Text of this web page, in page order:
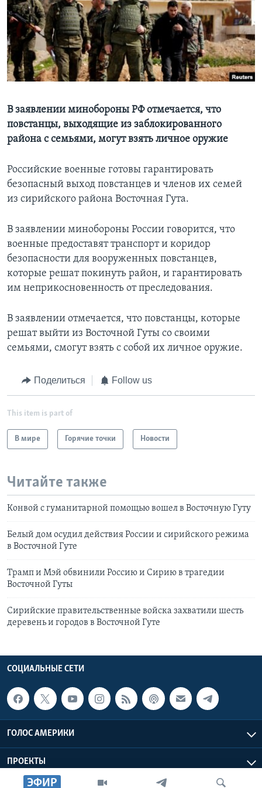
Learning English
СОЦИАЛЬНЫЕ СЕТИ
Языки
ЭФИР
В заявлении минобороны РФ отмечается, что
повстанцы, выходящие из заблокированного
района с семьями, могут взять личное оружие
Российские военные готовы гарантировать
безопасный выход повстанцев и членов их семей
из сирийского района Восточная Гута.
В заявлении минобороны России говорится, что
военные предоставят транспорт и коридор
безопасности для вооруженных повстанцев,
которые решат покинуть район, и гарантировать
им неприкосновенность от преследования.
В заявлении отмечается, что повстанцы, которые
решат выйти из Восточной Гуты со своими
семьями, смогут взять с собой их личное оружие.
Поделиться Follow us
This item is part of
В мире Горячие точки Новости
Читайте также
Конвой с гуманитарной помощью вошел в Восточную Гуту
Белый дом осудил действия России и сирийского режима
в Восточной Гуте
Трамп и Мэй обвинили Россию и Сирию в трагедии
Восточной Гуты
Сирийские правительственные войска захватили шесть
деревень и городов в Восточной Гуте
СОЦИАЛЬНЫЕ СЕТИ
ГОЛОС АМЕРИКИ
ПРОЕКТЫ